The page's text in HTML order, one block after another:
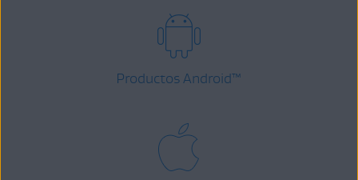
Productos Android™